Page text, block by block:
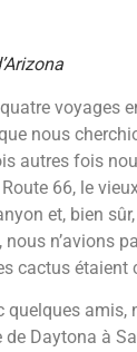
voyages
nous
autres fois
66, le
et, bien
n’avions
cactus étaient
quelques
de Daytona à